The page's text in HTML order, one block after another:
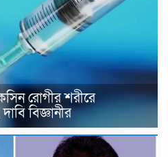
রোগীর শরীরে
বিজ্ঞানীর